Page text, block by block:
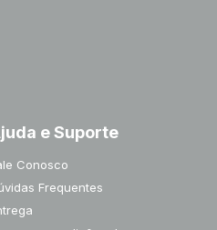
e Suporte
Conosco
Frequentes